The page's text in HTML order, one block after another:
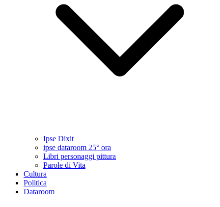
Ipse Dixit
ipse dataroom 25° ora
Libri personaggi pittura
Parole di Vita
Cultura
Politica
Dataroom